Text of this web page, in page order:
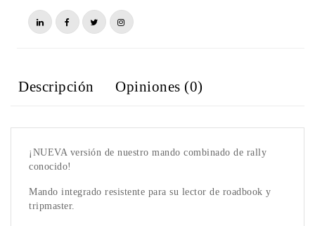
Descripción Opiniones (0)
¡NUEVA versión de nuestro mando combinado de rally
conocido!
Mando integrado resistente para su lector de roadbook y
tripmaster.